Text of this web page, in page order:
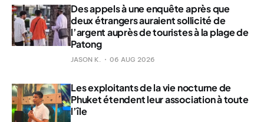
Des appels à une enquête après que
deux étrangers auraient sollicité de
l’argent auprès de touristes à la plage de
Patong
JASON K. 06 AUG 2026
Les exploitants de la vie nocturne de
Phuket étendent leur association à toute
l’île